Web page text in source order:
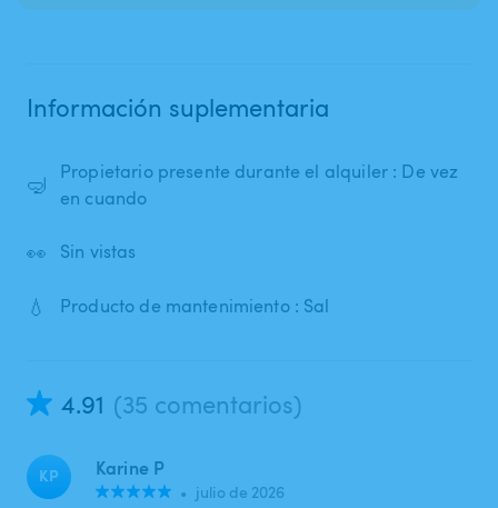
Información suplementaria
🤿
Propietario presente durante el alquiler : De vez
en cuando
👀 Sin vistas
💧 Producto de mantenimiento : Sal
4.91 (35 comentarios)
KP Karine P
• julio de 2026